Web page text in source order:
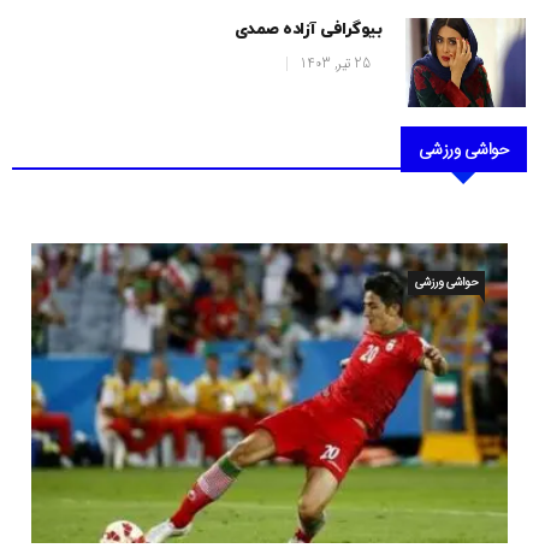
بیوگرافی آزاده صمدی
25 تیر, 1403
حواشی ورزشی
حواشی ورزشی